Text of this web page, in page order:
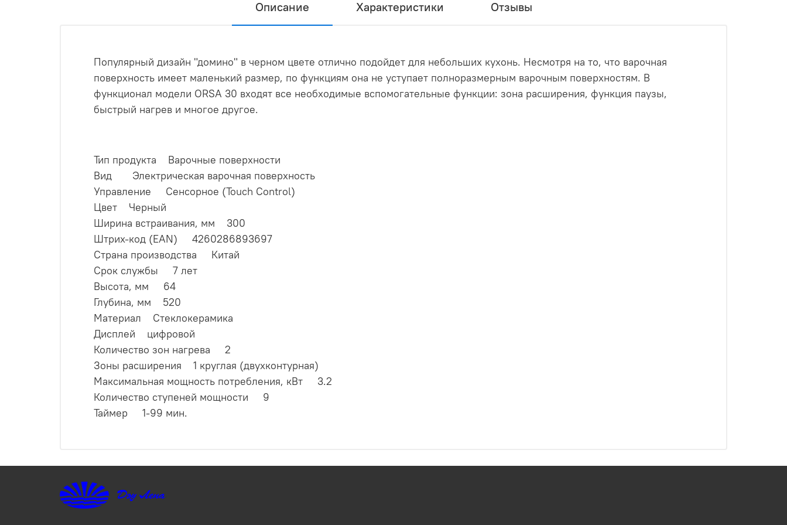
Описание Характеристики Отзывы
Популярный дизайн "домино" в черном цвете отлично подойдет для небольших кухонь. Несмотря на то, что варочная
поверхность имеет маленький размер, по функциям она не уступает полноразмерным варочным поверхностям. В
функционал модели ORSA 30 входят все необходимые вспомогательные функции: зона расширения, функция паузы,
быстрый нагрев и многое другое.
Тип продукта Варочные поверхности
Вид Электрическая варочная поверхность
Управление Сенсорное (Touch Control)
Цвет Черный
Ширина встраивания, мм 300
Штрих-код (EAN) 4260286893697
Страна производства Китай
Срок службы 7 лет
Высота, мм 64
Глубина, мм 520
Материал Стеклокерамика
Дисплей цифровой
Количество зон нагрева 2
Зоны расширения 1 круглая (двухконтурная)
Максимальная мощность потребления, кВт 3.2
Количество ступеней мощности 9
Таймер 1-99 мин.